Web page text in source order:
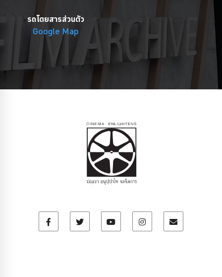
รถโดยสารส่วนตัว
Google Map